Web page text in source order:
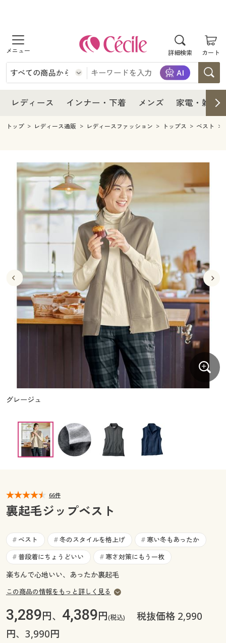
詳細検索 カート
商品を探す
レディース
レディースファッション
インナー・下着
インナー・下着通販すべて
メンズ下着
ジュニア・ティーンズ下着
メンズ
メンズファッション
メンズ下着
家電・雑貨すべて
家電
キッチン・雑貨・日用品
寝具・インテリア・家具
寝具・インテリア・家具通販すべて
家具・収納
寝具・ベッド
カーテン・ラグ・ファブリック
美容・健康
美容・健康通販すべて
美容・健康・サプリメント
制服・スクール
制服・スクールすべて
制服・学生服
ジュニア・ティーンズ下着
大きいサイズ
大きいサイズ通販すべて
大きいサイズ レディース服
大きいサイズ レディース下着
バーゲン
バーゲンセール
詳細検索
カタログ・チラシからのご注文
デジタルカタログ
カタログ無料プレゼント
マイページ
閲覧履歴
お気に入り
ご利用ガイド
よくある質問とお問い合わせ
レディース インナー・下着 メンズ 家電・雑貨
レディース
レディース通販すべて
レディースファッション
インナー・下着
インナー・下着通販すべて
ジュニア・ティーンズ下着
メンズ
メンズ下着
家電
キッチン・雑貨・日用品
寝具・インテリア・家具通販すべて
家具・収納
寝具・ベッド
カーテン・ラグ・ファブリック
美容・健康
美容・健康通販すべて
美容・健康・サプリメント
制服・スクール
制服・スクールすべて
制服・学生服
ジュニア・ティーンズ下着
大きいサイズ
大きいサイズ通販すべて
大きいサイズ レディース服
大きいサイズ レディース下着
大きいサイズ 事務・制服
バーゲンセール
シークレットセール
詳細検索
商品カテゴリ一覧
カタログ・チラシからのご注文
カタログ無料プレゼント
会員メニュー
閲覧履歴
サポート
ご利用ガイド
トップ レディース通販 レディースファッション トップス ベスト
グレージュ
66件
裏起毛ジップベスト
# ベスト # 冬のスタイルを格上げ # 寒い冬もあったか
# 普段着にちょうどいい # 寒さ対策にもう一枚
楽ちんで心地いい、あったか裏起毛
この商品の情報をもっと詳しく見る
3,289円、 4,389円(税込)
税抜価格 2,990
円、3,990円